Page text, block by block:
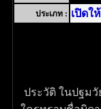
ประเภท : เปิดใ
ประวัติ ในปฐม